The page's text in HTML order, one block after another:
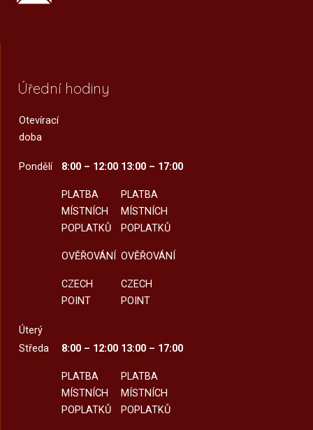
Úřední hodiny
Otevírací
doba
Pondělí 8:00 – 12:00
PLATBA
MÍSTNÍCH
POPLATKŮ
OVĚŘOVÁNÍ
CZECH
POINT
13:00 – 17:00
PLATBA
MÍSTNÍCH
POPLATKŮ
OVĚŘOVÁNÍ
CZECH
POINT
Úterý
Středa
8:00 – 12:00
PLATBA
MÍSTNÍCH
POPLATKŮ
13:00 – 17:00
PLATBA
MÍSTNÍCH
POPLATKŮ